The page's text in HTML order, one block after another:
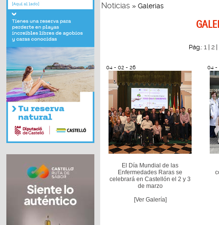
Noticias » Galerias
Pág.: 1 | 2|
04 - 02 - 26
El Día Mundial de las
Enfermedades Raras se
celebrará en Castellón el 2 y 3
de marzo
[Ver Galería]
04 -